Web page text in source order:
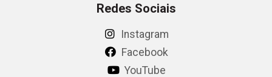
Redes Sociais
Instagram
Facebook
YouTube